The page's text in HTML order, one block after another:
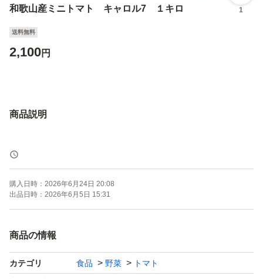
和歌山産ミニトマト キャロル7 １キロ 1
送料無料
2,100円
商品説明
購入日時： 2026年6月24日 20:08
出品日時： 2026年6月5日 15:31
商品の情報
カテゴリ 食品 野菜 トマト